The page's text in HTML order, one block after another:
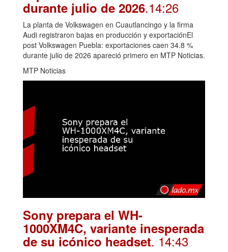
durante julio de 2026.14:26
La planta de Volkswagen en Cuautlancingo y la firma
Audi registraron bajas en producción y exportaciónEl
post Volkswagen Puebla: exportaciones caen 34.8 %
durante julio de 2026 apareció primero en MTP Noticias.
MTP Noticias
Sony prepara el WH-
1000XM4C, variante inesperada
de su icónico headset. 14:43